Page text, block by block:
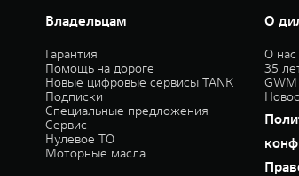
Владельцам
Гарантия
Помощь на дороге
Новые цифровые сервисы TANK
Подписки
Специальные предложения
Сервис
Нулевое ТО
Моторные масла
О
О нас
35